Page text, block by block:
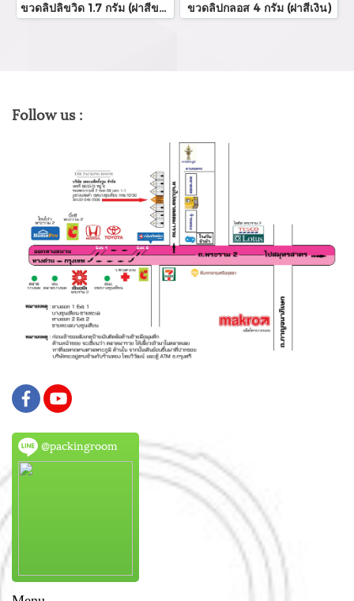
ขวดลิปลิขวิด 1.7 กรัม (ฝาสีขาว) ขวดลิปกลอส 4 กรัม (ฝาสีเงิน)
Follow us :
@packingroom